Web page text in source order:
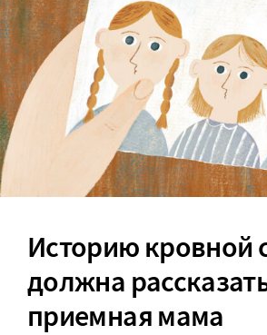
Историю кровной
должна
приемная мама